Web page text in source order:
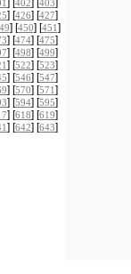
] [402] [403]
] [426] [427]
] [450] [451]
] [474] [475]
] [498] [499]
] [522] [523]
] [546] [547]
] [570] [571]
] [594] [595]
] [618] [619]
] [642] [643]